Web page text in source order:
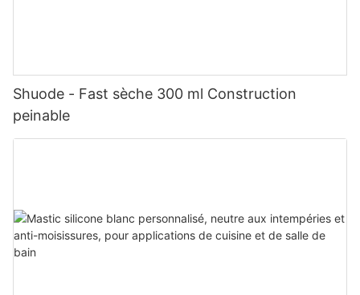
Shuode - Fast sèche 300 ml Construction
peinable